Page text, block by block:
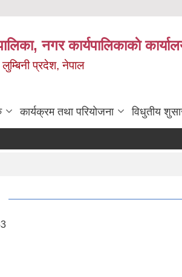
नगर कार्यपालिकाकाे
लुम्बिनी प्रदेश, नेपाल
कार्यक्रम तथा परियोजना विधुतीय